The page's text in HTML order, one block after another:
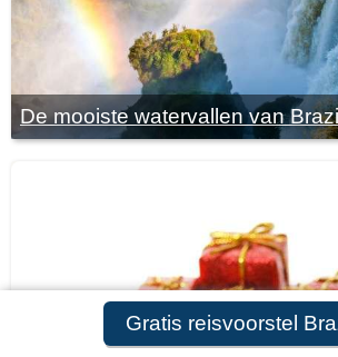
Gratis reisvoorstel
De mooiste watervallen van